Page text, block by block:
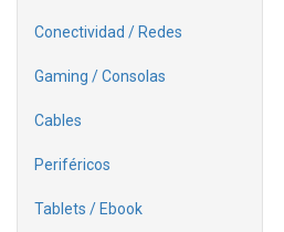
Conectividad / Redes
Gaming / Consolas
Cables
Periféricos
Tablets / Ebook